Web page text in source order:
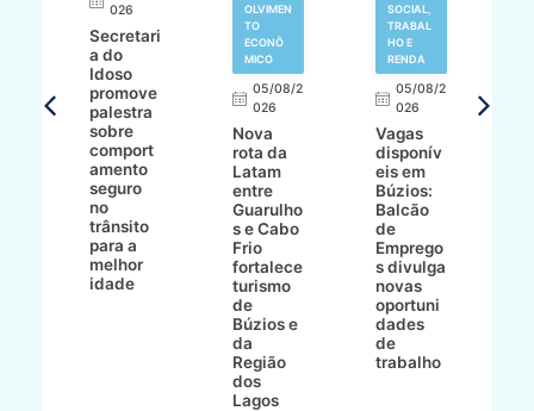
026
Secretari
a do
Idoso
promove
palestra
sobre
comport
amento
seguro
no
trânsito
para a
melhor
idade
OLVIMEN
TO
ECONÔ
MICO
05/08/2
026
Nova
rota da
Latam
entre
Guarulho
s e Cabo
Frio
fortalece
turismo
de
Búzios e
da
Região
dos
Lagos
SOCIAL,
TRABAL
HO E
RENDA
05/08/2
026
Vagas
disponív
eis em
Búzios:
Balcão
de
Emprego
s divulga
novas
oportuni
dades
de
trabalho